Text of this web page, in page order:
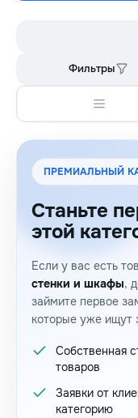
Фильтры
ПРЕМИАЛЬНЫЙ
Станьте
этой
Если у вас есть
стенки и шкафы,
займите первое
которые уже ищут
Собственная
товаров
Заявки от
категорию